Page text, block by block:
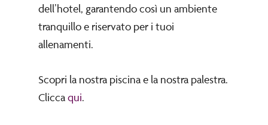
dell’hotel, garantendo così un ambiente
tranquillo e riservato per i tuoi
allenamenti.
Scopri la nostra piscina e la nostra palestra.
Cliccaqui.